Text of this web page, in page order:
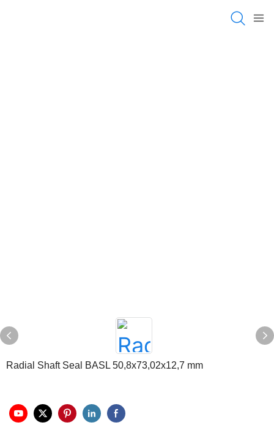
Radial Shaft Seal BASL 50,8x73,02x12,7 mm